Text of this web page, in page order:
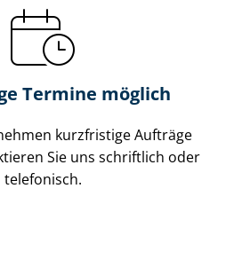
Termine möglich
kurzfristige Aufträge
Sie uns schriftlich oder
telefonisch.